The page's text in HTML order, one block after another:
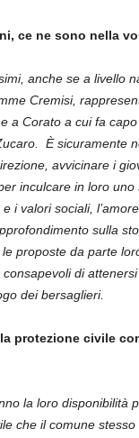
ce ne sono nella
anche se a livello
Cremisi,
a Corato a cui fa capo
È sicuramente
avvicinare i
inculcare in loro uno
i valori sociali,
sulla
proposte da parte
di
dei bersaglieri.
protezione civile
la loro disponibilità
che il comune